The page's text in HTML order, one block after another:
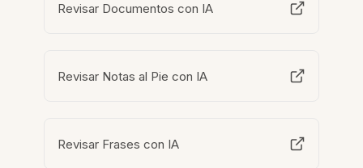
Revisar Documentos con IA
Revisar Notas al Pie con IA
Revisar Frases con IA